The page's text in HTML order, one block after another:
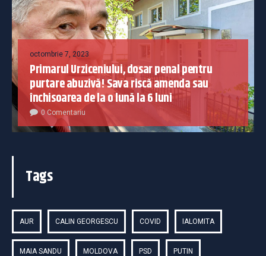
octombrie 7, 2023
Primarul Urziceniului, dosar penal pentru
purtare abuzivă! Sava riscă amenda sau
închisoarea de la o lună la 6 luni
0 Comentariu
Tags
AUR CALIN GEORGESCU COVID IALOMITA
MAIA SANDU MOLDOVA PSD PUTIN